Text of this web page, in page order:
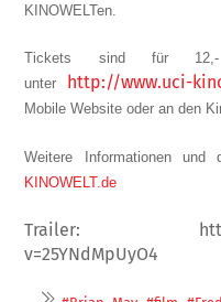
KINOWELTen.
Tickets sind für
unter
http://www.uci-
Mobile Website oder an den
Weitere Informationen
KINOWELT.de
Trailer: https://
v=25YNdMpUyO4